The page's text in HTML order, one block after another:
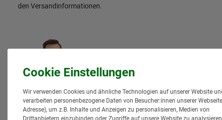
den Versandinformationen.
Wir verwenden Cookies und ähnliche Technologien auf unserer Website
verarbeiten personenbezogene Daten von Besucher:innen unserer
Adresse), um z.B. Inhalte und Anzeigen zu personalisieren, Medien von
Drittanbietern einzubinden oder Zugriffe auf unsere Website zu